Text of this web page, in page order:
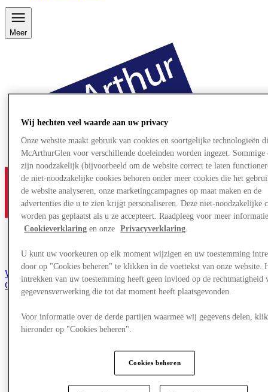
Meer
Word lid van de Club
Gered,
nl
Winkels
Aanbiedingen
Evenementen
Wij hechten veel waarde aan uw privacy
Onze website maakt gebruik van cookies en soortgelijke technologieën
McArthurGlen voor verschillende doeleinden worden ingezet. Sommige
zijn noodzakelijk (bijvoorbeeld om de website correct te laten
de niet-noodzakelijke cookies behoren onder meer cookies die het
de website analyseren, onze marketingcampagnes op maat maken en de
advertenties die u te zien krijgt personaliseren. Deze niet-noodzakelijke
worden pas geplaatst als u ze accepteert. Raadpleeg voor meer
Cookieverklaring en onze Privacyverklaring
U kunt uw voorkeuren op elk moment wijzigen en uw toestemming
door op "Cookies beheren" te klikken in de voettekst van onze website.
intrekken van uw toestemming heeft geen invloed op de rechtmatigheid
gegevensverwerking die tot dat moment heeft plaatsgevonden.
Voor informatie over de derde partijen waarmee wij gegevens delen,
hieronder op "Cookies beheren".
Cookies beheren